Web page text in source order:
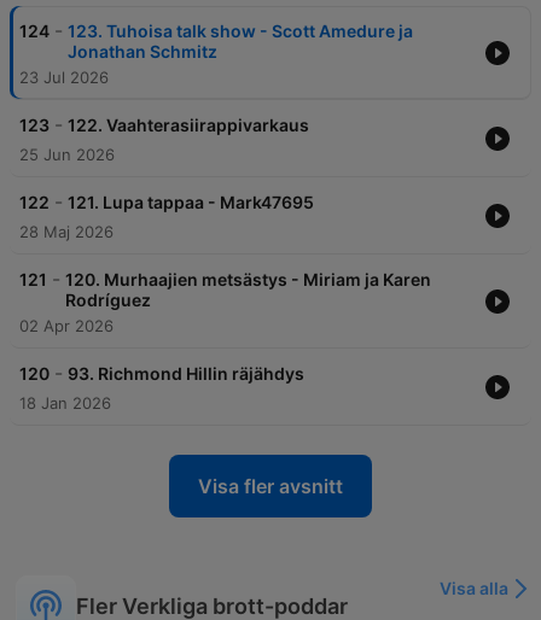
124 - 123. Tuhoisa talk show - Scott Amedure ja
Jonathan Schmitz
23 Jul 2026
123 - 122. Vaahterasiirappivarkaus
25 Jun 2026
122 - 121. Lupa tappaa - Mark47695
28 Maj 2026
121 - 120. Murhaajien metsästys - Miriam ja Karen
Rodríguez
02 Apr 2026
120 - 93. Richmond Hillin räjähdys
18 Jan 2026
Visa fler avsnitt
Fler Verkliga brott-poddar
Visa alla